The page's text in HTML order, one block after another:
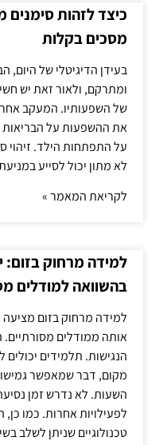
כיצד לזהות
מסכים בקלות
בעידן הדיגיטלי של היום,
ומתרקם, ולאור זאת יש
של השפעותיו. המעקב אחר
את ההשפעות על הבריאות
על התפתחות הילד. זיהוי
לא מתון יכול לסייע
לקריאת המאמר »
למידה מרחוק בזום:
בהשוואה למודלים
למידה מרחוק בזום מציעה
אותה ממודלים מסורתיים.
הנגישות. תלמידים
מקום, דבר שמאפשר
השעות. לא נדרש זמן
לפעילויות אחרות. כמו כן,
טכנולוגיים שניתן לשלב